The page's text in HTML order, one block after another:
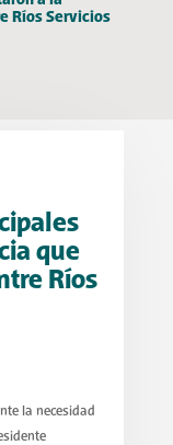
Ríos Servicios
que
Ríos
la necesidad